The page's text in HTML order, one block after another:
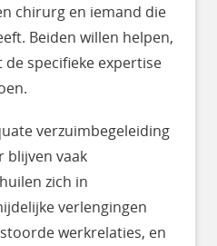
chirurg en iemand die
Beiden willen helpen,
specifieke expertise
verzuimbegeleiding
blijven vaak
zich in
verlengingen
werkrelaties, en